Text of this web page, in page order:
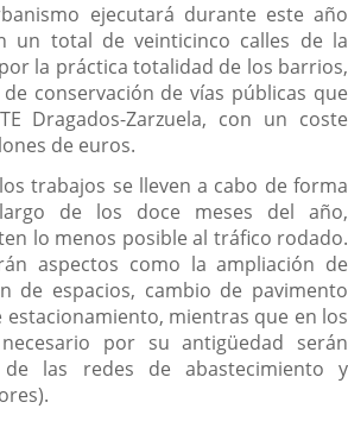
ejecutará durante este año
un total de veinticinco calles de la
la práctica totalidad de los barrios,
conservación de vías públicas que
Dragados-Zarzuela, con un coste
de euros.
trabajos se lleven a cabo de forma
de los doce meses del año,
lo menos posible al tráfico rodado.
aspectos como la ampliación de
de espacios, cambio de pavimento
estacionamiento, mientras que en los
por su antigüedad serán
de las redes de abastecimiento y